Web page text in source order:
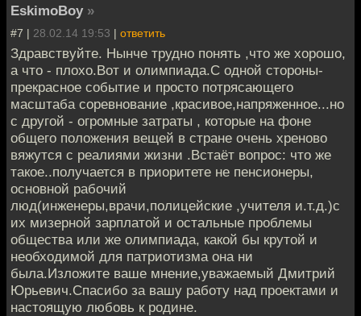
EskimoBoy »
#7 | 28.02.14 19:53 | ответить
Здравствуйте. Нынче трудно понять ,что же хорошо,
а что - плохо.Вот и олимпиада.С одной стороны-
прекрасное событие и просто потрясающего
масштаба соревнование ,красивое,напряженное...но
с другой - огромные затраты , которые на фоне
общего положения вещей в стране очень хреново
вяжутся с реалиями жизни .Встаёт вопрос: что же
такое..получается в приоритете не пенсионеры,
основной рабочий
люд(инженеры,врачи,полицейские ,учителя и.т.д.)с
их мизерной зарплатой и остальные проблемы
общества или же олимпиада, какой бы крутой и
необходимой для патриотизма она ни
была.Изложите ваше мнение,уважаемый Дмитрий
Юрьевич.Спасибо за вашу работу над проектами и
настоящую любовь к родине.